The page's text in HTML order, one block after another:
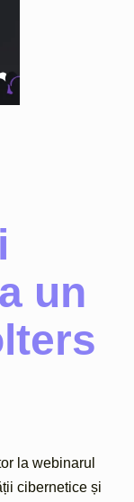
un
la webinarul
cibernetice și